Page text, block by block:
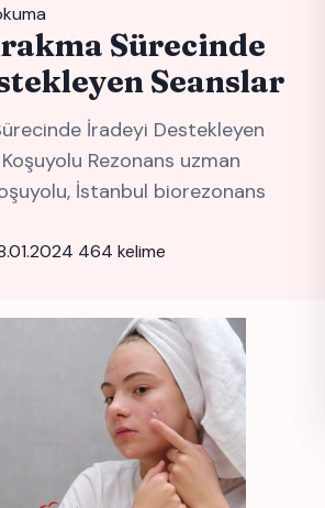
Sürecinde
Seanslar
İradeyi Destekleyen
Rezonans uzman
İstanbul biorezonans
464 kelime